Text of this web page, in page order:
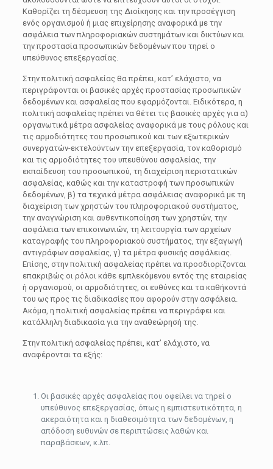
Καθορίζει τη δέσμευση της Διοίκησης και την προσέγγιση
ενός οργανισμού ή μιας επιχείρησης αναφορικά με την
ασφάλεια των πληροφοριακών συστημάτων και δικτύων και
την προστασία προσωπικών δεδομένων που τηρεί ο
υπεύθυνος επεξεργασίας.
Στην πολιτική ασφαλείας θα πρέπει, κατ’ ελάχιστο, να
περιγράφονται οι βασικές αρχές προστασίας προσωπικών
δεδομένων και ασφαλείας που εφαρμόζονται. Ειδικότερα, η
πολιτική ασφαλείας πρέπει να θέτει τις βασικές αρχές για α)
οργανωτικά μέτρα ασφαλείας αναφορικά με τους ρόλους και
τις αρμοδιότητες του προσωπικού και των εξωτερικών
συνεργατών-εκτελούντων την επεξεργασία, τον καθορισμό
και τις αρμοδιότητες του υπευθύνου ασφαλείας, την
εκπαίδευση του προσωπικού, τη διαχείριση περιστατικών
ασφαλείας, καθώς και την καταστροφή των προσωπικών
δεδομένων, β) τα τεχνικά μέτρα ασφάλειας αναφορικά με τη
διαχείριση των χρηστών του πληροφοριακού συστήματος,
την αναγνώριση και αυθεντικοποίηση των χρηστών, την
ασφάλεια των επικοινωνιών, τη λειτουργία των αρχείων
καταγραφής του πληροφοριακού συστήματος, την εξαγωγή
αντιγράφων ασφαλείας, γ) τα μέτρα φυσικής ασφάλειας.
Επίσης, στην πολιτική ασφαλείας πρέπει να προσδιορίζονται
επακριβώς οι ρόλοι κάθε εμπλεκόμενου εντός της εταιρείας
ή οργανισμού, οι αρμοδιότητες, οι ευθύνες και τα καθήκοντά
του ως προς τις διαδικασίες που αφορούν στην ασφάλεια.
Ακόμα, η πολιτική ασφαλείας πρέπει να περιγράφει και
κατάλληλη διαδικασία για την αναθεώρησή της.
Στην πολιτική ασφαλείας πρέπει, κατ’ ελάχιστο, να
αναφέρονται τα εξής:
Οι βασικές αρχές ασφαλείας που οφείλει να τηρεί ο
υπεύθυνος επεξεργασίας, όπως η εμπιστευτικότητα, η
ακεραιότητα και η διαθεσιμότητα των δεδομένων, η
απόδοση ευθυνών σε περιπτώσεις λαθών και
παραβάσεων, κ.λπ.